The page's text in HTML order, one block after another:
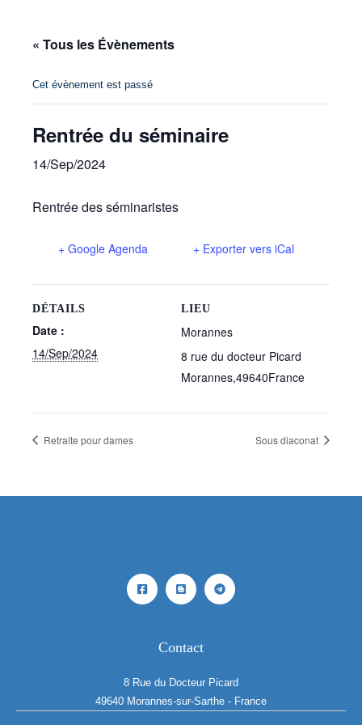
« Tous les Évènements
Cet évènement est passé
Rentrée du séminaire
14/Sep/2024
Rentrée des séminaristes
+ Google Agenda + Exporter vers iCal
DÉTAILS
Date :
14/Sep/2024
LIEU
Morannes
8 rue du docteur Picard
Morannes,49640France
Retraite pour dames Sous diaconat
Contact
8 Rue du Docteur Picard
49640 Morannes-sur-Sarthe - France